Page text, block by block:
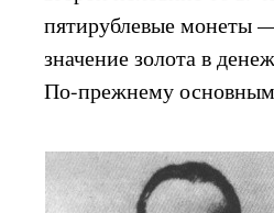
пятирублевые монеты
значение золота в
По-прежнему основным